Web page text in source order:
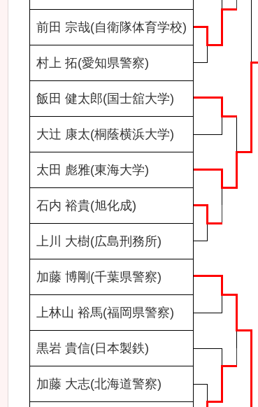
前田 宗哉(自衛隊体育学校)
村上 拓(愛知県警察)
飯田 健太郎(国士舘大学)
大辻 康太(桐蔭横浜大学)
太田 彪雅(東海大学)
石内 裕貴(旭化成)
上川 大樹(広島刑務所)
加藤 博剛(千葉県警察)
上林山 裕馬(福岡県警察)
黒岩 貴信(日本製鉄)
加藤 大志(北海道警察)